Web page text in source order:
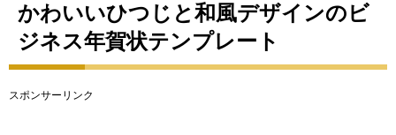
かわいいひつじと和風デザインのビ
ジネス年賀状テンプレート
スポンサーリンク